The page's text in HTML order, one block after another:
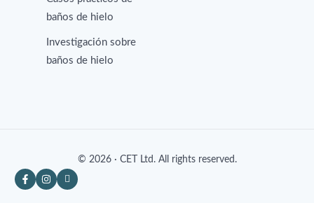
baños de hielo
Investigación sobre
baños de hielo
© 2026 · CET Ltd. All rights reserved.